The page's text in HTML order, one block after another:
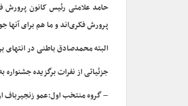
حامد علامتی رئیس کانون پرورش
پرورش فکری‌اند و ما هم برای آنها
البته محمدصادق باطنی در
جزئیاتی از نفرات برگزیده
– گروه منتخب اول:عمو زنجیرباف